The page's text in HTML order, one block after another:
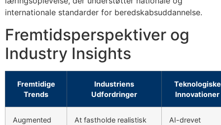
internationale standarder for beredskabsuddannelse.
Fremtidsperspektiver og
Industry Insights
Fremtidige
Trends
Industriens
Udfordringer
Teknologiske
Innovationer
Augmented
At fastholde realistisk
AI-drevet